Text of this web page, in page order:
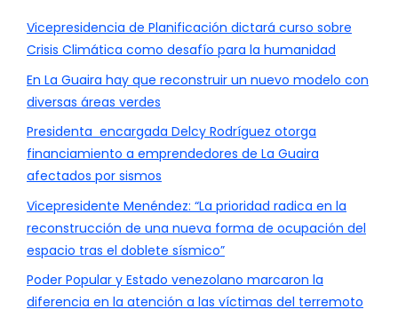
Vicepresidencia de Planificación dictará curso sobre
Crisis Climática como desafío para la humanidad
En La Guaira hay que reconstruir un nuevo modelo con
diversas áreas verdes
Presidenta encargada Delcy Rodríguez otorga
financiamiento a emprendedores de La Guaira
afectados por sismos
Vicepresidente Menéndez: “La prioridad radica en la
reconstrucción de una nueva forma de ocupación del
espacio tras el doblete sísmico”
Poder Popular y Estado venezolano marcaron la
diferencia en la atención a las víctimas del terremoto